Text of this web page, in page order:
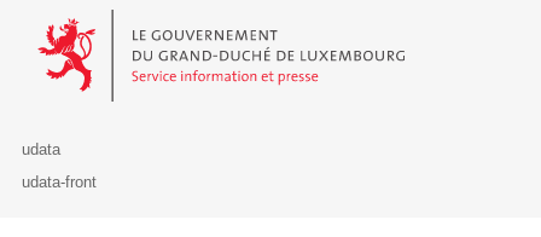
Le Gouvernement du Grand-Duché de Luxembourg - Service
udata
udata-front